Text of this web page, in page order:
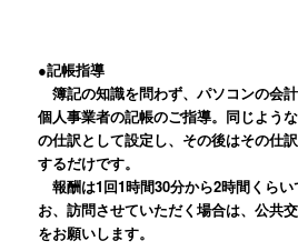
●記帳指導
簿記の知識を問わず、パソコンの会
個人事業者の記帳のご指導。同じよう
の仕訳として設定し、その後はその仕
するだけです。
報酬は1回1時間30分から2時間くら
お、訪問させていただく場合は、公共
をお願いします。